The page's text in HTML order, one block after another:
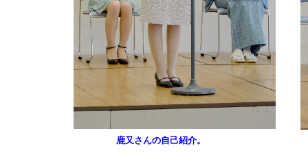
鹿又さんの自己紹介。